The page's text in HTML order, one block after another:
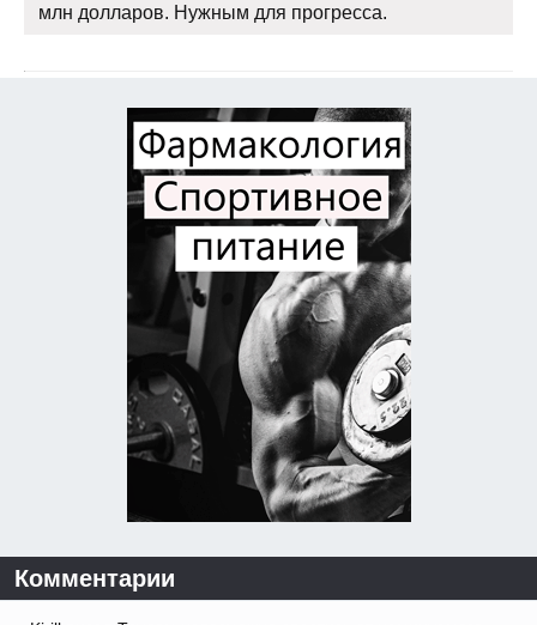
млн долларов. Нужным для прогресса.
Комментарии